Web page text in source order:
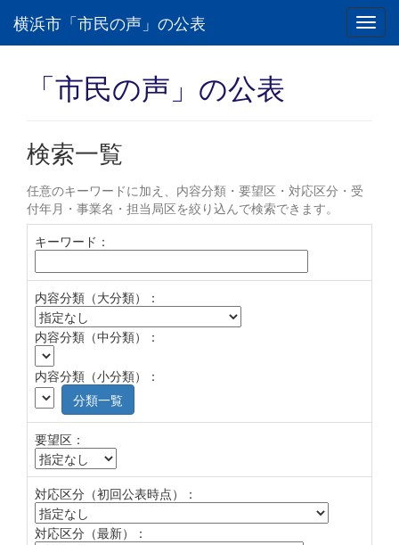
横浜市「市民の声」の公表
「市民の声」の公表
検索一覧
任意のキーワードに加え、内容分類・要望区・対応区分・受
付年月・事業名・担当局区を絞り込んで検索できます。
キーワード：
内容分類（大分類）：
内容分類（中分類）：
内容分類（小分類）：
分類一覧
要望区：
対応区分（初回公表時点）：
対応区分（最新）：